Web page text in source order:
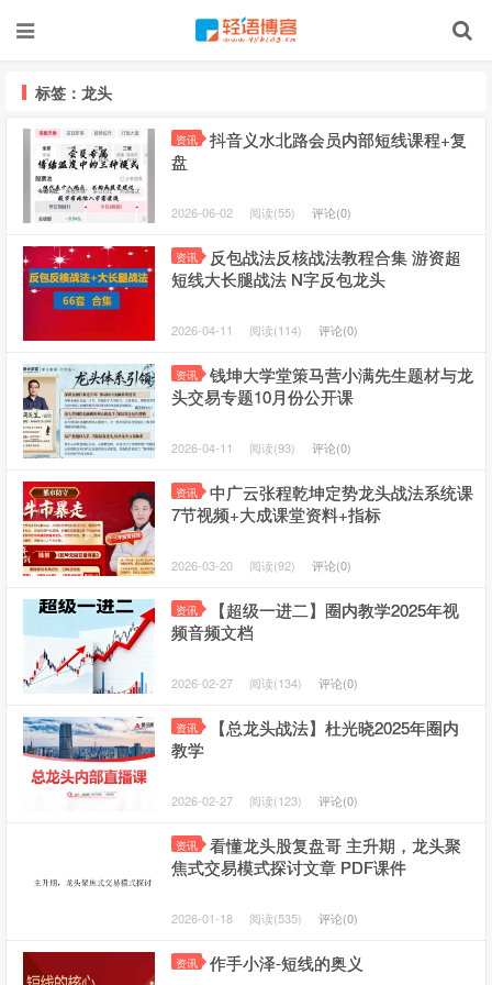
标签：龙头
资讯
抖音义水北路会员内部短线课程+复
盘
2026-06-02 阅读(55) 评论(0)
资讯
反包战法反核战法教程合集 游资超
短线大长腿战法 N字反包龙头
2026-04-11 阅读(114) 评论(0)
资讯
钱坤大学堂策马营小满先生题材与龙
头交易专题10月份公开课
2026-04-11 阅读(93) 评论(0)
资讯
中广云张程乾坤定势龙头战法系统课
7节视频+大成课堂资料+指标
2026-03-20 阅读(92) 评论(0)
资讯
【超级一进二】圈内教学2025年视
频音频文档
2026-02-27 阅读(134) 评论(0)
资讯
【总龙头战法】杜光晓2025年圈内
教学
2026-02-27 阅读(123) 评论(0)
资讯
看懂龙头股复盘哥 主升期，龙头聚
焦式交易模式探讨文章 PDF课件
2026-01-18 阅读(535) 评论(0)
资讯 作手小泽-短线的奥义